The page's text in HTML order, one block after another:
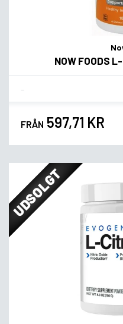
NOW FOODS
FRÅN 597,71 KR
UDSOLGT